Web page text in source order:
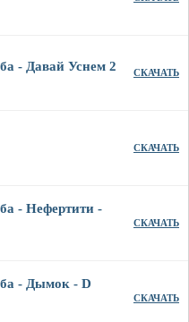
- Давай Уснем 2 СКАЧАТЬ
СКАЧАТЬ
- Нефертити -
СКАЧАТЬ
- Дымок - D
СКАЧАТЬ